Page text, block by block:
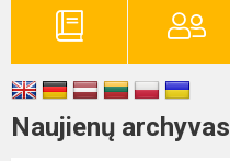
Naujienų archyvas